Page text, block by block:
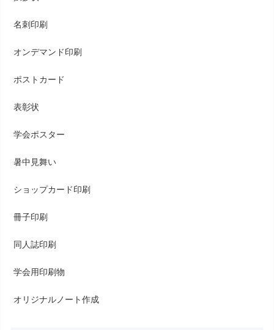
名刺印刷
オンデマンド印刷
ポストカード
表彰状
学会ポスター
暑中見舞い
ショップカード印刷
冊子印刷
同人誌印刷
学会用印刷物
オリジナルノート作成